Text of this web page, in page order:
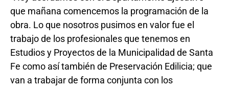
que mañana comencemos la programación de la
obra. Lo que nosotros pusimos en valor fue el
trabajo de los profesionales que tenemos en
Estudios y Proyectos de la Municipalidad de Santa
Fe como así también de Preservación Edilicia; que
van a trabajar de forma conjunta con los